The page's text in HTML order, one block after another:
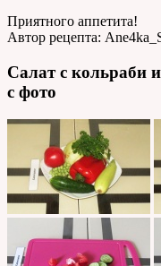
Приятного аппетита!
Автор рецепта:
Салат с кольраби
с фото